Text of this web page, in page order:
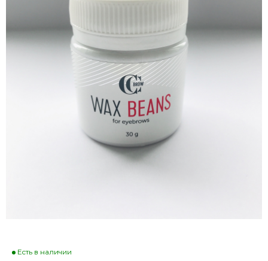
Есть в наличии